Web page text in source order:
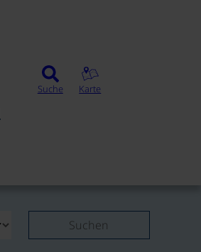
Suche Karte
Suchen